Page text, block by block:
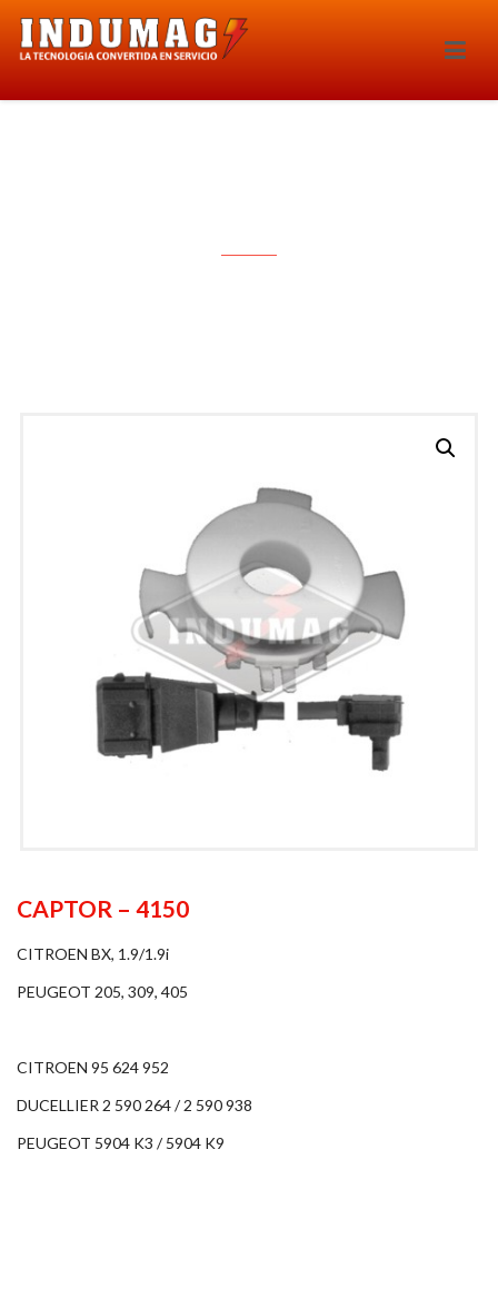
CAPTOR – 4150
CITROEN BX, 1.9/1.9i
PEUGEOT 205, 309, 405
CITROEN 95 624 952
DUCELLIER 2 590 264 / 2 590 938
PEUGEOT 5904 K3 / 5904 K9